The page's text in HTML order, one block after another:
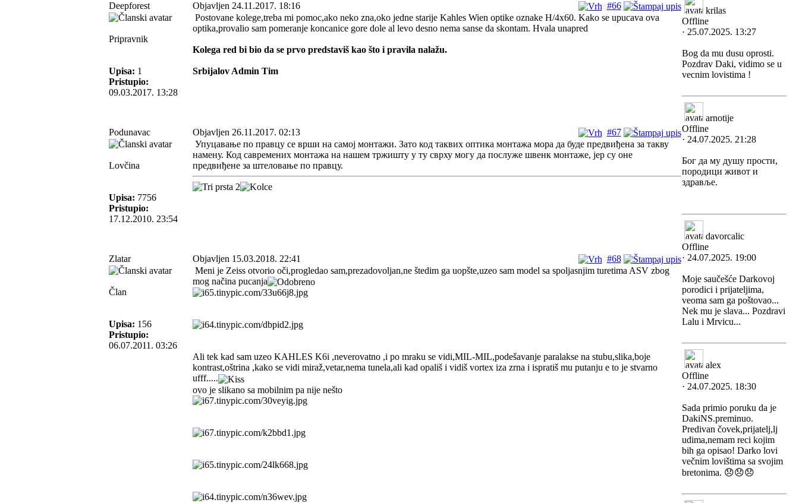
Deepforest #66
Objavljen 24.11.2017. 18:16
Pripravnik
Upisa: 1
Pristupio:
09.03.2017. 13:28
Postovane kolege,treba mi pomoc,ako neko zna,oko jedne starije Kahles Wien optike oznake H/4x60. Kako se upucava ova
optika,provalio sam pomeranje koncanice gore dole al levo desno nema sanse da skontam. Hvala unapred
Kolega red bi bio da se prvo predstaviš kao što i pravila nalažu.
Srbijalov Admin Tim
Podunavac #67
Objavljen 26.11.2017. 02:13
Lovčina
Upisa: 7756
Pristupio:
17.12.2010. 23:54
Упуцавање по правцу се врши на самој монтажи. Зато код таквих оптика монтажа мора да буде предвиђена за такву
намену. Код савремених монтажа на нашем тржишту у ту сврху могу да послуже швенк монтаже, јер су оне
предвиђене за штеловање по правцу.
Zlatar #68
Objavljen 15.03.2018. 22:41
Član
Upisa: 156
Pristupio:
06.07.2011. 03:26
Meni je Zeiss otvorio oči,progledao sam,prezadovoljan,ne štedim ga uopšte,uzeo sam model sa spoljasnjim turetima ASV zbog
mog načina pucanja
Ali tek kad sam uzeo KAHLES K6i ,neverovatno ,i po mraku se vidi,MIL-MIL,podešavanje paralakse na stubu,slika,boje
kontrast,oštrina ,kako se vidi miraž,vetar,nema tunela,ali kad opališ i vidiš vortex iza zrna i ispratiš mu putanju e to je stvarno
ufff.....
ovo je slikano sa mobilnim pa nije nešto
krilas
Offline
· 25.07.2025. 13:27
Bog da mu dusu oprosti.
Pozdrav Daki, vidimo se u
vecnim lovistima !
arnotije
Offline
· 24.07.2025. 21:28
Бог да му душу прости,
породици живот и
здравље.
davorcalic
Offline
· 24.07.2025. 19:00
Moje saučešće Darkovoj
porodici i prijateljima,
veoma sam ga poštovao...
Nek mu je slava... Pozdravi
Lalu i Mrvicu...
alex
Offline
· 24.07.2025. 18:30
Sada primio poruku da je
DakiNS.preminuo.
Predivan čovek,prijatelj,lj
udima,nemam reci kojim
bih ga opisao! Darko lovi
večnim lovištima sa svojim
bretonima. 😞😞😞